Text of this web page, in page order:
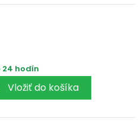
Vložiť do košíka